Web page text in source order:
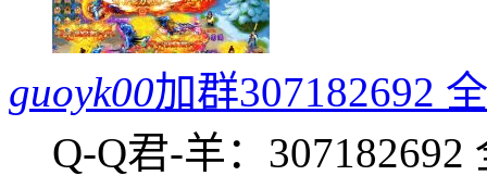
guoyk00加群307182692
Q-Q君-羊：